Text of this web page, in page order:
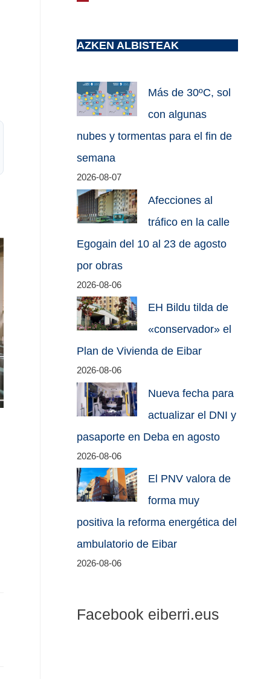
AZKEN ALBISTEAK
Más de 30ºC, sol
con algunas
nubes y tormentas para el fin de
semana
2026-08-07
Afecciones al
tráfico en la calle
Egogain del 10 al 23 de agosto
por obras
2026-08-06
EH Bildu tilda de
«conservador» el
Plan de Vivienda de Eibar
2026-08-06
Nueva fecha para
actualizar el DNI y
pasaporte en Deba en agosto
2026-08-06
El PNV valora de
forma muy
positiva la reforma energética del
ambulatorio de Eibar
2026-08-06
Facebook eiberri.eus